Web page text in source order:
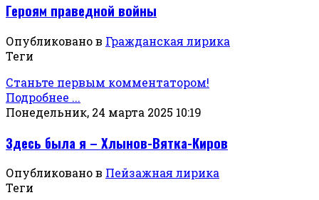
Героям праведной войны
Опубликовано в Гражданская лирика
Теги
Станьте первым комментатором!
Подробнее ...
Понедельник, 24 марта 2025 10:19
Здесь была я – Хлынов-Вятка-Киров
Опубликовано в Пейзажная лирика
Теги